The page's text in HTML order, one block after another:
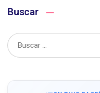
Buscar